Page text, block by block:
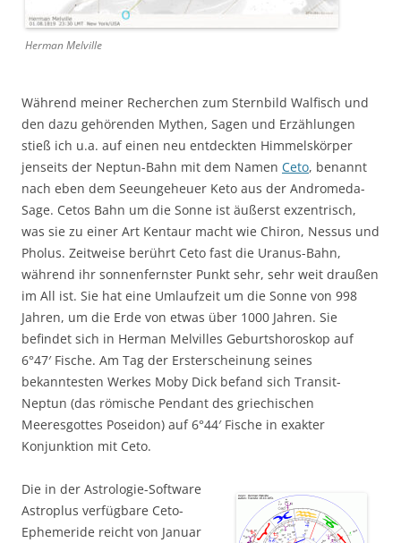
Herman Melville
Während meiner Recherchen zum Sternbild Walfisch und
den dazu gehörenden Mythen, Sagen und Erzählungen
stieß ich u.a. auf einen neu entdeckten Himmelskörper
jenseits der Neptun-Bahn mit dem Namen Ceto, benannt
nach eben dem Seeungeheuer Keto aus der Andromeda-
Sage. Cetos Bahn um die Sonne ist äußerst exzentrisch,
was sie zu einer Art Kentaur macht wie Chiron, Nessus und
Pholus. Zeitweise berührt Ceto fast die Uranus-Bahn,
während ihr sonnenfernster Punkt sehr, sehr weit draußen
im All ist. Sie hat eine Umlaufzeit um die Sonne von 998
Jahren, um die Erde von etwas über 1000 Jahren. Sie
befindet sich in Herman Melvilles Geburtshoroskop auf
6°47′ Fische. Am Tag der Ersterscheinung seines
bekanntesten Werkes Moby Dick befand sich Transit-
Neptun (das römische Pendant des griechischen
Meeresgottes Poseidon) auf 6°44′ Fische in exakter
Konjunktion mit Ceto.
Die in der Astrologie-Software
Astroplus verfügbare Ceto-
Ephemeride reicht von Januar